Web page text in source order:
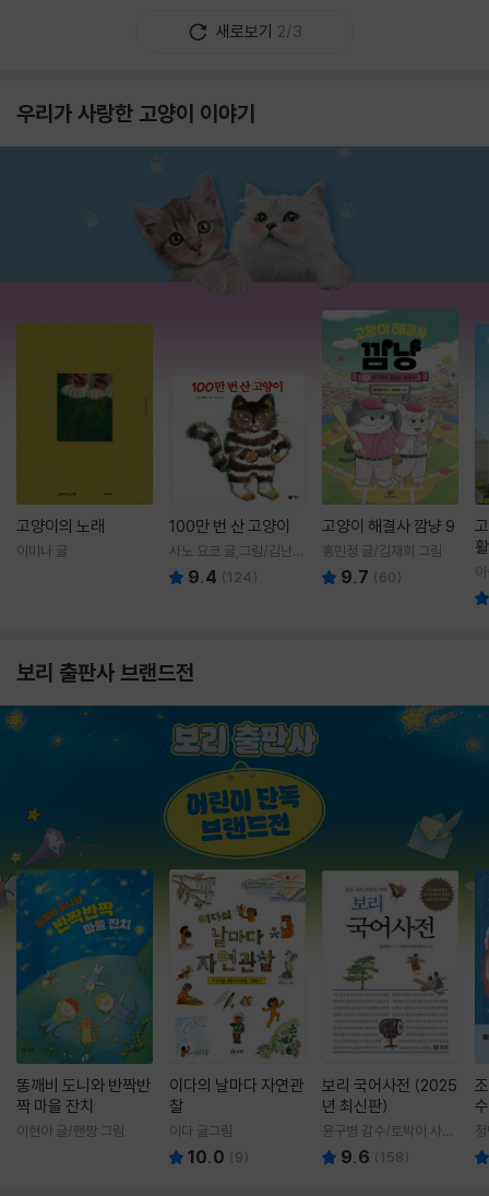
새로보기 2/3
우리가 사랑한 고양이 이야기
고양이의 노래
이미나 글
100만 번 산 고양이
사노 요코 글,그림/김난주
역 9.4 (124)
고양이 해결사 깜냥 9
홍민정 글/김재희 그림
9.7 (60)
보리 출판사 브랜드전
똥깨비 도니와 반짝반
짝 마을 잔치
이현아 글/핸짱 그림
이다의 날마다 자연관
찰
이다 글그림
10.0 (9)
보리 국어사전 (2025
년 최신판)
윤구병 감수/토박이 사전
편찬실 편
9.6 (158)